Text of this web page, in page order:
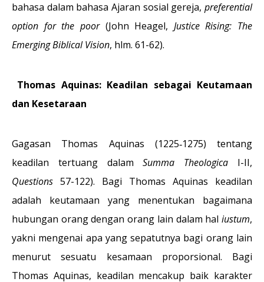
bahasa dalam bahasa Ajaran sosial gereja, preferential
option for the poor(John Heagel, Justice Rising: The
Emerging Biblical Vision, hlm. 61-62).
Thomas Aquinas: Keadilan sebagai Keutamaan
dan Kesetaraan
Gagasan Thomas Aquinas (1225‐1275) tentang
keadilan tertuang dalamSumma Theologica I-II,
Questions 57-122). Bagi Thomas Aquinas keadilan
adalah keutamaan yang menentukan bagaimana
hubungan orang dengan orang lain dalam hal iustum,
yakni mengenai apa yang sepatutnya bagi orang lain
menurut sesuatu kesamaan proporsional. Bagi
Thomas Aquinas, keadilan mencakup baik karakter